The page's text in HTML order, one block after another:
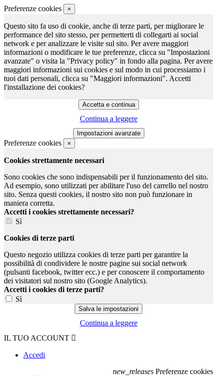
Preferenze cookies ×
Questo sito fa uso di cookie, anche di terze parti, per migliorare le
performance del sito stesso, per permetterti di collegarti ai social
network e per analizzare le visite sul sito. Per avere maggiori
informazioni o modificare le tue preferenze, clicca su "Impostazioni
avanzate" o visita la "Privacy policy" in fondo alla pagina. Per avere
maggiori informazioni sui cookies e sul modo in cui processiamo i
tuoi dati personali, clicca su "Maggiori informazioni". Accetti
l'installazione dei cookies?
Continua a leggere
Preferenze cookies ×
Cookies strettamente necessari
Sono cookies che sono indispensabili per il funzionamento del sito.
Ad esempio, sono utilizzati per abilitare l'uso del carrello nel nostro
sito. Senza questi cookies, il nostro sito non può funzionare in
maniera corretta.
Accetti i cookies strettamente necessari?
Sì
Cookies di terze parti
Questo negozio utilizza cookies di terze parti per garantire la
possibilità di condividere le nostre pagine sui social network
(pulsanti facebook, twitter ecc.) e per conoscere il comportamento
dei visitatori sul nostro sito (Google Analytics).
Accetti i cookies di terze parti?
Sì
Continua a leggere
IL TUO ACCOUNT 
Accedi
new_releases Preferenze cookies